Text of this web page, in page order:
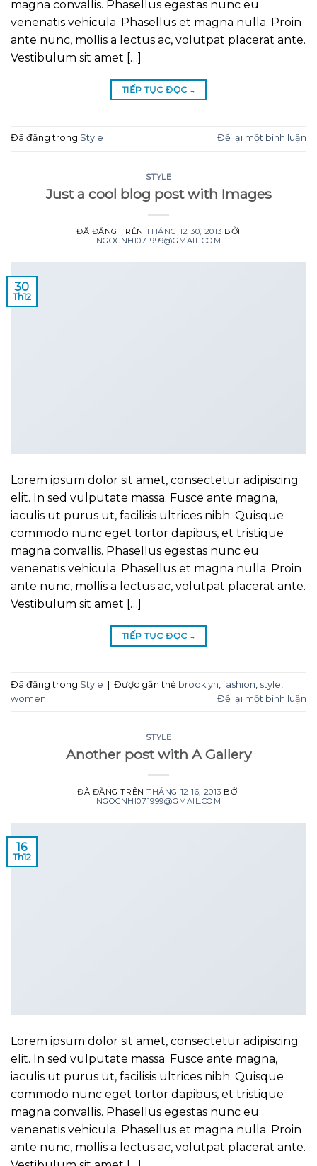
magna convallis. Phasellus egestas nunc eu
venenatis vehicula. Phasellus et magna nulla. Proin
ante nunc, mollis a lectus ac, volutpat placerat ante.
Vestibulum sit amet […]
TIẾP TỤC ĐỌC →
Đã đăng trong Style Để lại một bình luận
STYLE
Just a cool blog post with Images
ĐÃ ĐĂNG TRÊNTHÁNG 12 30, 2013 BỞI
NGOCNHI071999@GMAIL.COM
30
Th12
Lorem ipsum dolor sit amet, consectetur adipiscing
elit. In sed vulputate massa. Fusce ante magna,
iaculis ut purus ut, facilisis ultrices nibh. Quisque
commodo nunc eget tortor dapibus, et tristique
magna convallis. Phasellus egestas nunc eu
venenatis vehicula. Phasellus et magna nulla. Proin
ante nunc, mollis a lectus ac, volutpat placerat ante.
Vestibulum sit amet […]
TIẾP TỤC ĐỌC →
Đã đăng trong Style | Được gắn thẻ brooklyn ,fashion style
women
Để lại một bình luận
STYLE
Another post with A Gallery
ĐÃ ĐĂNG TRÊNTHÁNG 12 16, 2013 BỞI
NGOCNHI071999@GMAIL.COM
16
Th12
Lorem ipsum dolor sit amet, consectetur adipiscing
elit. In sed vulputate massa. Fusce ante magna,
iaculis ut purus ut, facilisis ultrices nibh. Quisque
commodo nunc eget tortor dapibus, et tristique
magna convallis. Phasellus egestas nunc eu
venenatis vehicula. Phasellus et magna nulla. Proin
ante nunc, mollis a lectus ac, volutpat placerat ante.